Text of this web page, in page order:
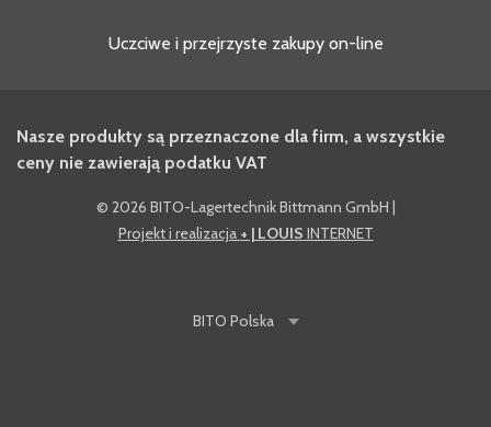
Uczciwe i przejrzyste zakupy on-line
Nasze produkty są przeznaczone dla firm, a wszystkie
ceny nie zawierają podatku VAT
© 2026 BITO-Lagertechnik Bittmann GmbH |
Projekt i realizacja + | LOUIS INTERNET
BITO Polska